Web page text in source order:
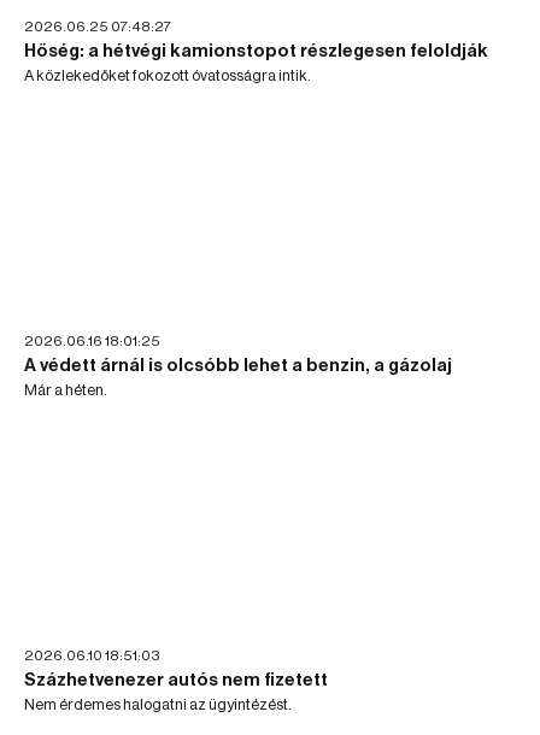
2026.06.25 07:48:27
Hőség: a hétvégi kamionstopot részlegesen feloldják
A közlekedőket fokozott óvatosságra intik.
2026.06.16 18:01:25
A védett árnál is olcsóbb lehet a benzin, a gázolaj
Már a héten.
2026.06.10 18:51:03
Százhetvenezer autós nem fizetett
Nem érdemes halogatni az ügyintézést.